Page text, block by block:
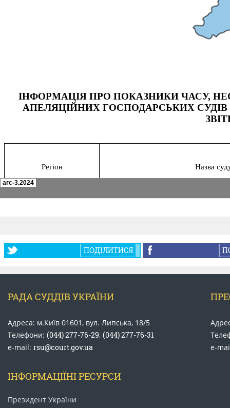
ПОДІЛИТИСЯ
РАДА СУДДІВ УКРАЇНИ
Адреса: м.Київ 01601, вул. Липська, 18/5
Телефони: (044) 277-76-29, (044) 277-76-31
e-mail: rsu@court.gov.ua
e-
ІНФОРМАЦІЇНІ РЕСУРСИ
Президент України